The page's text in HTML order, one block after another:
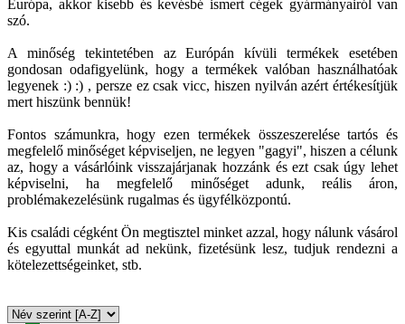
Európa, akkor kisebb és kevésbé ismert cégek gyármányairól van
szó.
A minőség tekintetében az Európán kívüli termékek esetében
gondosan odafigyelünk, hogy a termékek valóban használhatóak
legyenek :) :) , persze ez csak vicc, hiszen nyilván azért értékesítjük
mert hiszünk bennük!
Fontos számunkra, hogy ezen termékek összeszerelése tartós és
megfelelő minőséget képviseljen, ne legyen "gagyi", hiszen a célunk
az, hogy a vásárlóink visszajárjanak hozzánk és ezt csak úgy lehet
képviselni, ha megfelelő minőséget adunk, reális áron,
problémakezelésünk rugalmas és ügyfélközpontú.
Kis családi cégként Ön megtisztel minket azzal, hogy nálunk vásárol
és egyuttal munkát ad nekünk, fizetésünk lesz, tudjuk rendezni a
kötelezettségeinket, stb.